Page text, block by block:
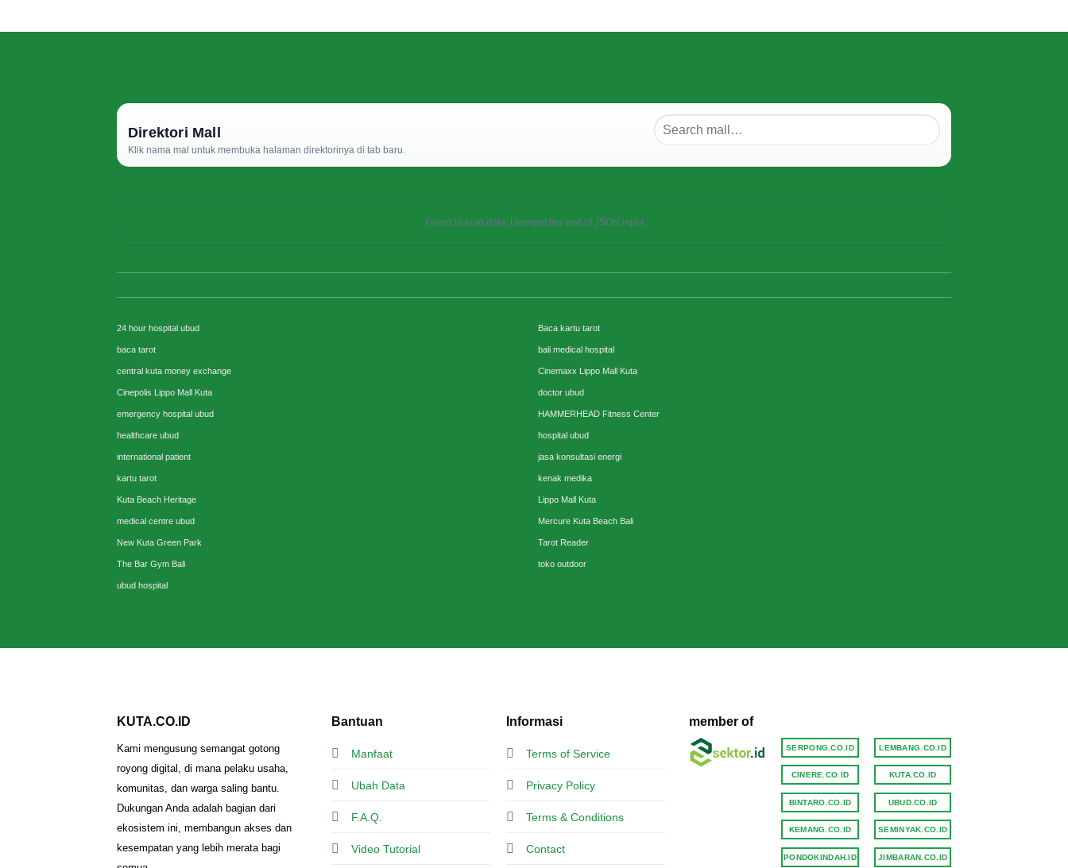
Direktori Mall
Klik nama mal untuk membuka halaman direktorinya di tab baru.
Failed to load data: Unexpected end of JSON input
24 hour hospital ubud Baca kartu tarot
baca tarot bali medical hospital
central kuta money exchange Cinemaxx Lippo Mall Kuta
Cinepolis Lippo Mall Kuta doctor ubud
emergency hospital ubud HAMMERHEAD Fitness Center
healthcare ubud hospital ubud
international patient jasa konsultasi energi
kartu tarot kenak medika
Kuta Beach Heritage Lippo Mall Kuta
medical centre ubud Mercure Kuta Beach Bali
New Kuta Green Park Tarot Reader
The Bar Gym Bali toko outdoor
ubud hospital
KUTA.CO.ID
Kami mengusung semangat gotong
royong digital, di mana pelaku usaha,
komunitas, dan warga saling bantu.
Dukungan Anda adalah bagian dari
ekosistem ini, membangun akses dan
kesempatan yang lebih merata bagi
Bantuan
Manfaat
Ubah Data
F.A.Q.
Video Tutorial
Informasi
Terms of Service
Privacy Policy
Terms & Conditions
Contact
member of
SERPONG.CO.ID
CINERE.CO.ID
BINTARO.CO.ID
KEMANG.CO.ID
PONDOKINDAH.ID
LEMBANG.CO.ID
KUTA.CO.ID
UBUD.CO.ID
SEMINYAK.CO.ID
JIMBARAN.CO.ID